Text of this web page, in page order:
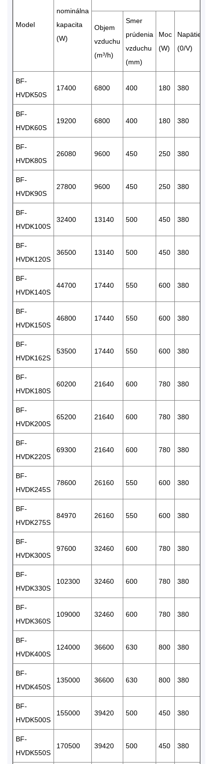
Model
nominálna
kapacita
(W)
Objem
vzduchu
(m³/h)
Smer
prúdenia
vzduchu
(mm)
Moc
(W)
Napätie
(0/V)
BF-
HVDK50S
17400 6800 400 180 380
BF-
HVDK60S
19200 6800 400 180 380
BF-
HVDK80S
26080 9600 450 250 380
BF-
HVDK90S
27800 9600 450 250 380
BF-
HVDK100S
32400 13140 500 450 380
BF-
HVDK120S
36500 13140 500 450 380
BF-
HVDK140S
44700 17440 550 600 380
BF-
HVDK150S
46800 17440 550 600 380
BF-
HVDK162S
53500 17440 550 600 380
BF-
HVDK180S
60200 21640 600 780 380
BF-
HVDK200S
65200 21640 600 780 380
BF-
HVDK220S
69300 21640 600 780 380
BF-
HVDK245S
78600 26160 550 600 380
BF-
HVDK275S
84970 26160 550 600 380
BF-
HVDK300S
97600 32460 600 780 380
BF-
HVDK330S
102300 32460 600 780 380
BF-
HVDK360S
109000 32460 600 780 380
BF-
HVDK400S
124000 36600 630 800 380
BF-
HVDK450S
135000 36600 630 800 380
BF-
HVDK500S
155000 39420 500 450 380
BF-
HVDK550S
170500 39420 500 450 380